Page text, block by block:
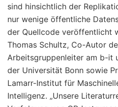
sind hinsichtlich der
nur wenige öffentliche
der Quellcode veröffentlicht
Thomas Schultz, Co-Autor
Arbeitsgruppenleiter am b-it
der Universität Bonn sowie
Lamarr-Institut für
Intelligenz. „Unsere